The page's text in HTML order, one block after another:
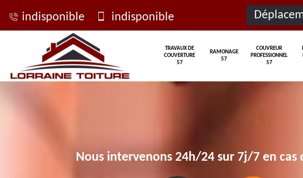
indisponible indisponible
TRAVAUX DE
COUVERTURE
57
RAMONAGE
57
COUVREUR
PROFESSIONNEL
57
Nous intervenons 24h/24 sur 7j/7 en cas